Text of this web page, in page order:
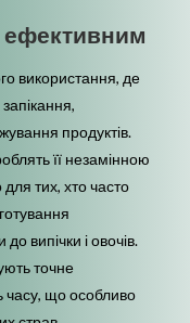
використання, де
продуктів.
її незамінною
тих, хто часто
до випічки і овочів.
точне
часу, що особливо